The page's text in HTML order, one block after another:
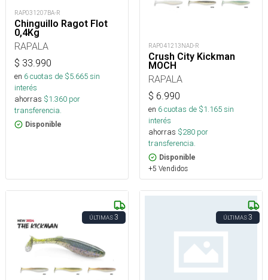
RAP031207BA-R
Chinguillo Ragot Flot
0,4Kg
RAPALA
$ 33.990
en 6cuotas de $5.665sin
interés
ahorras $1.360 por
transferencia.
Disponible
RAP041213NAD-R
Crush City Kickman
MOCH
RAPALA
$ 6.990
en 6cuotas de $1.165sin
interés
ahorras $280 por
transferencia.
Disponible
+5 Vendidos
ÚLTIMAS3 ÚLTIMAS3